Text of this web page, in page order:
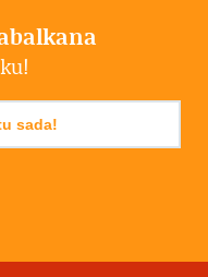
sada!